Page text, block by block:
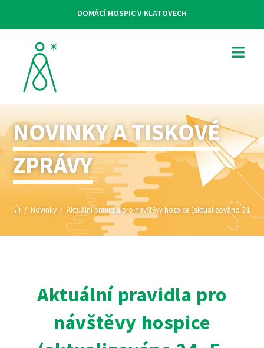
DOMÁCÍ HOSPIC V KLATOVECH
NOVINKY A TISKOVÉ
ZPRÁVY
/ Novinky / Aktuální pravidla pro návštěvy hospice (aktualizováno 24. 5.
Aktuální pravidla pro
návštěvy hospice